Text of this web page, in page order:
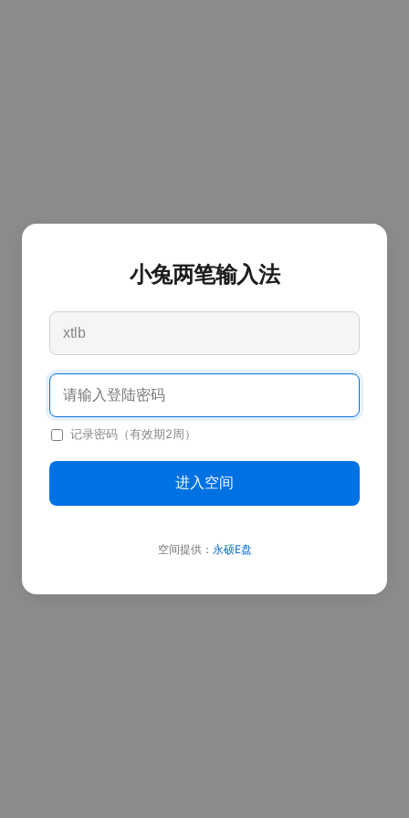
小兔两笔输入法
记录密码（有效期2周）
进入空间
空间提供： 永硕E盘